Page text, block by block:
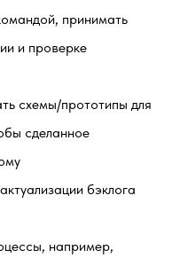
принимать
и проверке
схемы/прототипы для
сделанное
бэклога
например,